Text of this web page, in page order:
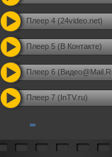
Плеер 4 (24video.net)
Плеер 5 (В Контакте)
Плеер 6
Плеер 7 (InTV.ru)